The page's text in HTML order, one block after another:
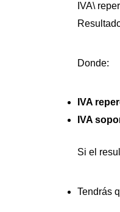
IVA\
Donde:
IVA
IVA
Si el
Tendrás